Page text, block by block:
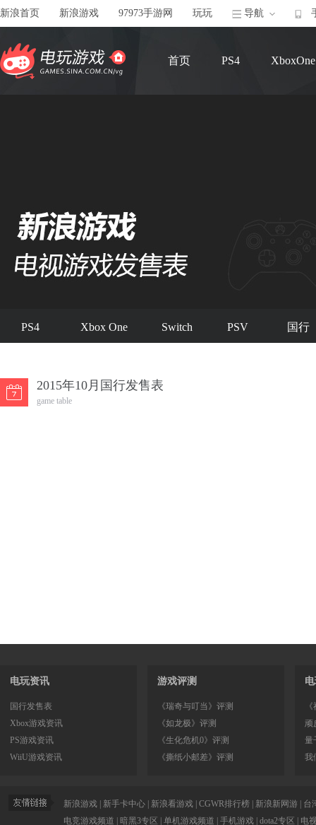
新浪首页 新浪游戏 97973手游网 玩玩 导航
首页 PS4 XboxOne
PS4 Xbox One Switch PSV 国行
2015年10月国行发售表
game table
电玩资讯
国行发售表
Xbox游戏资讯
PS游戏资讯
WiiU游戏资讯
游戏评测
《瑞奇与叮当》评测
《如龙极》评测
《生化危机0》评测
《撕纸小邮差》评测
顽
量
我
新浪游戏 新手卡中心 新浪看游戏 CGWR排行榜 新浪新网游
台
电竞游戏频道
暗黑3专区 单机游戏频道 手机游戏 dota2专区 电